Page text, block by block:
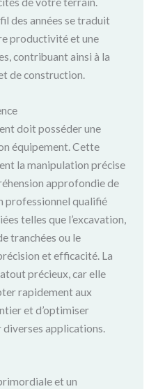
des années se traduit
productivité et une
contribuant ainsi à la
de construction.
doit posséder une
équipement. Cette
la manipulation précise
approfondie de
professionnel qualifié
telles que l’excavation,
tranchées ou le
et efficacité. La
précieux, car elle
rapidement aux
et d’optimiser
applications.
et un